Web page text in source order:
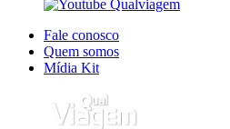
Fale conosco
Quem somos
Mídia Kit